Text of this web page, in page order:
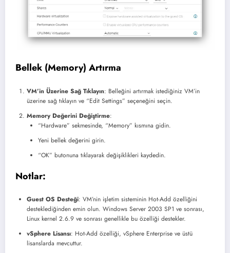
Bellek (Memory) Artırma
VM’in Üzerine Sağ Tıklayın: Belleğini artırmak istediğiniz VM’in
üzerine sağ tıklayın ve “Edit Settings” seçeneğini seçin.
Memory Değerini Değiştirme:
“Hardware” sekmesinde, “Memory” kısmına gidin.
Yeni bellek değerini girin.
“OK” butonuna tıklayarak değişiklikleri kaydedin.
Notlar:
Guest OS Desteği: VM’nin işletim sisteminin Hot-Add özelliğini
desteklediğinden emin olun. Windows Server 2003 SP1 ve sonrası,
Linux kernel 2.6.9 ve sonrası genellikle bu özelliği destekler.
vSphere Lisansı: Hot-Add özelliği, vSphere Enterprise ve üstü
lisanslarda mevcuttur.